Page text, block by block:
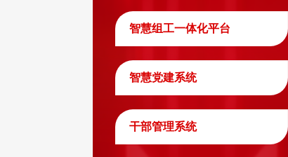
智慧组工一体化平台
智慧党建系统
干部管理系统